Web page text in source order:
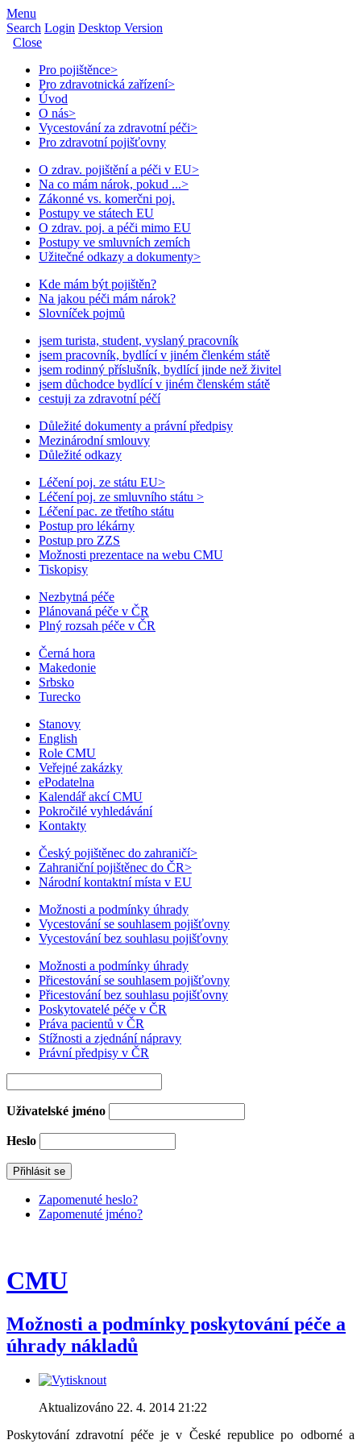
Menu
Search Login Desktop Version
Close
Pro pojištěnce>
Pro zdravotnická zařízení>
Úvod
O nás>
Vycestování za zdravotní péči>
Pro zdravotní pojišťovny
O zdrav. pojištění a péči v EU>
Na co mám nárok, pokud ...>
Zákonné vs. komerčni poj.
Postupy ve státech EU
O zdrav. poj. a péči mimo EU
Postupy ve smluvních zemích
Užitečné odkazy a dokumenty>
Kde mám být pojištěn?
Na jakou péči mám nárok?
Slovníček pojmů
jsem turista, student, vyslaný pracovník
jsem pracovník, bydlící v jiném členkém státě
jsem rodinný příslušník, bydlící jinde než živitel
jsem důchodce bydlící v jiném členském státě
cestuji za zdravotní péčí
Důležité dokumenty a právní předpisy
Mezinárodní smlouvy
Důležité odkazy
Léčení poj. ze státu EU>
Léčení poj. ze smluvního státu >
Léčení pac. ze třetího státu
Postup pro lékárny
Postup pro ZZS
Možnosti prezentace na webu CMU
Tiskopisy
Nezbytná péče
Plánovaná péče v ČR
Plný rozsah péče v ČR
Černá hora
Makedonie
Srbsko
Turecko
Stanovy
English
Role CMU
Veřejné zakázky
ePodatelna
Kalendář akcí CMU
Pokročilé vyhledávání
Kontakty
Český pojištěnec do zahraničí>
Zahraniční pojištěnec do ČR>
Národní kontaktní místa v EU
Možnosti a podmínky úhrady
Vycestování se souhlasem pojišťovny
Vycestování bez souhlasu pojišťovny
Možnosti a podmínky úhrady
Přicestování se souhlasem pojišťovny
Přicestování bez souhlasu pojišťovny
Poskytovatelé péče v ČR
Práva pacientů v ČR
Stížnosti a zjednání nápravy
Právní předpisy v ČR
Uživatelské jméno
Heslo
Zapomenuté heslo?
Zapomenuté jméno?
CMU
Možnosti a podmínky poskytování péče a
úhrady nákladů
Aktualizováno 22. 4. 2014 21:22
Poskytování zdravotní péče je v České republice po odborné a